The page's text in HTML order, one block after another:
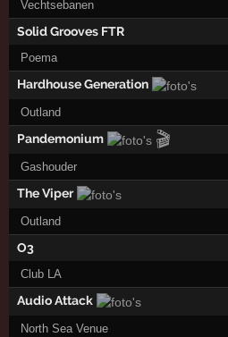
Vechtsebanen
Solid Grooves FTR
Poema
Hardhouse Generation
Outland
Pandemonium 🎬
Gashouder
The Viper
Outland
O3
Club LA
Audio Attack
North Sea Venue